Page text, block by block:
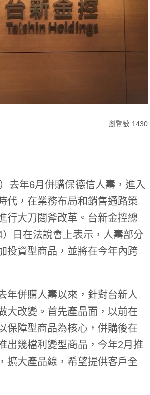
瀏覽數:1430
去年6月併購保德信人壽，進入
代，在業務布局和銷售通路策
行大刀闊斧改革。台新金控總
日在法說會上表示，人壽部分
投資型商品，並將在今年內跨
年併購人壽以來，針對台新人
大改變。首先產品面，以前在
保障型商品為核心，併購後在
出幾檔利變型商品，今年2月推
擴大產品線，希望提供客戶全